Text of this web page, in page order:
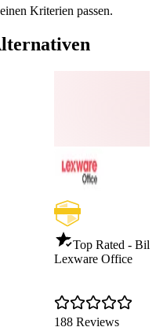
Kriterien passen.
Top Rated -
Lexware Office
188 Reviews